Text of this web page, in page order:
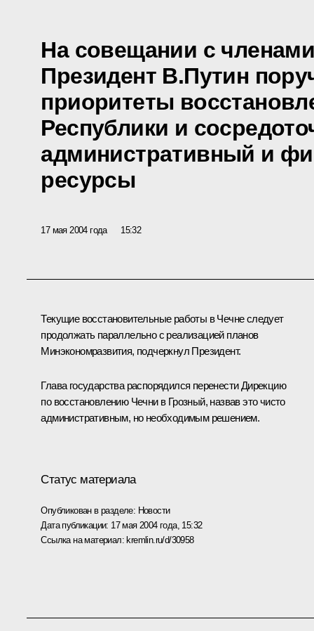
На совещании с
Президент В.Путин
приоритеты
Республики и
административный и
ресурсы
17 мая 2004 года 15:32
Текущие восстановительные работы в Чечне следует
продолжать параллельно с реализацией планов
Минэкономразвития, подчеркнул Президент.
Глава государства распорядился перенести Дирекцию
по восстановлению Чечни в Грозный, назвав это чисто
административным, но необходимым решением.
Статус материала
Опубликован в разделе: Новости
Дата публикации: 17 мая 2004 года, 15:32
Ссылка на материал:kremlin.ru/d/30958